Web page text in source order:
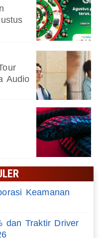
Audio
Keamanan
dan Traktir Driver